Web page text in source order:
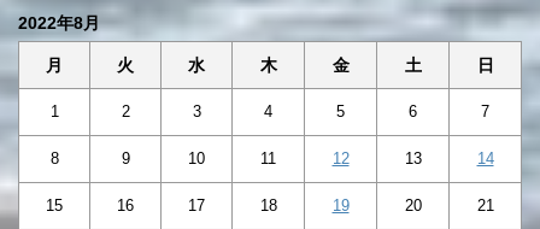
2022年8月
月 火 水 木 金 土 日
1 2 3 4 5 6 7
8 9 10 11 12 13 14
15 16 17 18 19 20 21